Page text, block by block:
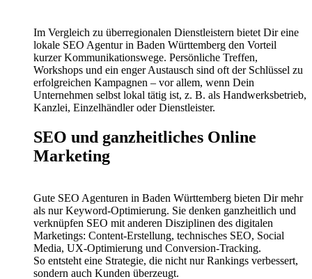
Im Vergleich zu überregionalen Dienstleistern bietet Dir eine
lokale SEO Agentur in Baden Württemberg den Vorteil
kurzer Kommunikationswege. Persönliche Treffen,
Workshops und ein enger Austausch sind oft der Schlüssel zu
erfolgreichen Kampagnen – vor allem, wenn Dein
Unternehmen selbst lokal tätig ist, z. B. als Handwerksbetrieb,
Kanzlei, Einzelhändler oder Dienstleister.
SEO und ganzheitliches Online
Marketing
Gute SEO Agenturen in Baden Württemberg bieten Dir mehr
als nur Keyword-Optimierung. Sie denken ganzheitlich und
verknüpfen SEO mit anderen Disziplinen des digitalen
Marketings: Content-Erstellung, technisches SEO, Social
Media, UX-Optimierung und Conversion-Tracking.
So entsteht eine Strategie, die nicht nur Rankings verbessert,
sondern auch Kunden überzeugt.